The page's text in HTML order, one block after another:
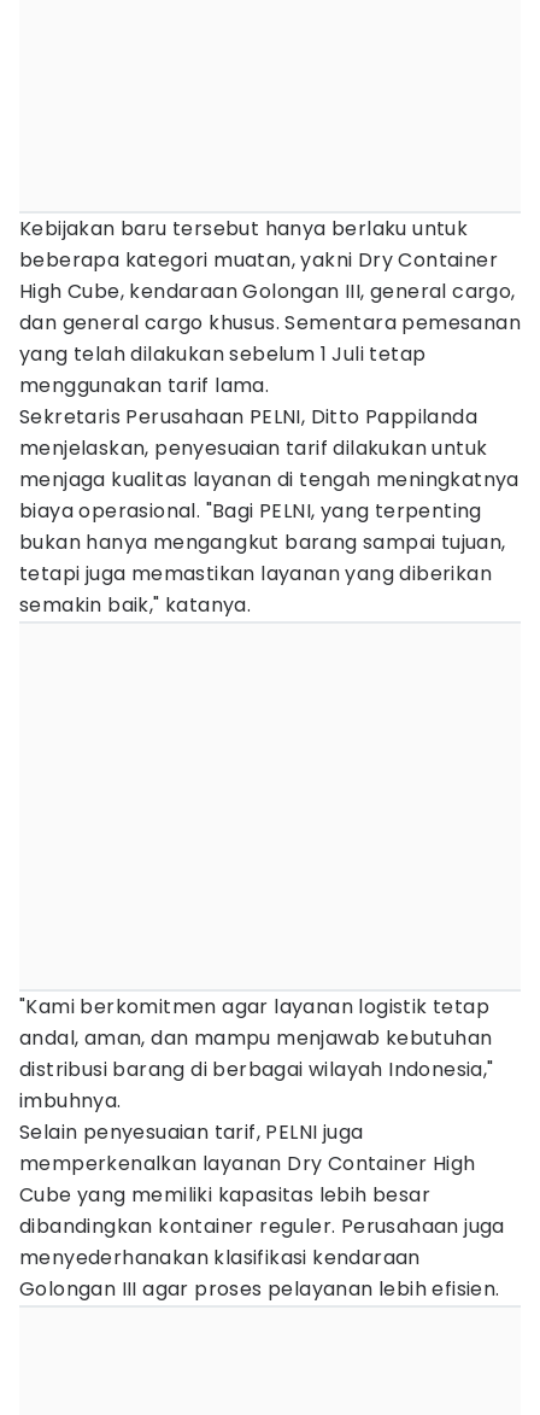
Kebijakan baru tersebut hanya berlaku untuk
beberapa kategori muatan, yakni Dry Container
High Cube, kendaraan Golongan III, general cargo,
dan general cargo khusus. Sementara pemesanan
yang telah dilakukan sebelum 1 Juli tetap
menggunakan tarif lama.
Sekretaris Perusahaan PELNI, Ditto Pappilanda
menjelaskan, penyesuaian tarif dilakukan untuk
menjaga kualitas layanan di tengah meningkatnya
biaya operasional. "Bagi PELNI, yang terpenting
bukan hanya mengangkut barang sampai tujuan,
tetapi juga memastikan layanan yang diberikan
semakin baik," katanya.
"Kami berkomitmen agar layanan logistik tetap
andal, aman, dan mampu menjawab kebutuhan
distribusi barang di berbagai wilayah Indonesia,"
imbuhnya.
Selain penyesuaian tarif, PELNI juga
memperkenalkan layanan Dry Container High
Cube yang memiliki kapasitas lebih besar
dibandingkan kontainer reguler. Perusahaan juga
menyederhanakan klasifikasi kendaraan
Golongan III agar proses pelayanan lebih efisien.